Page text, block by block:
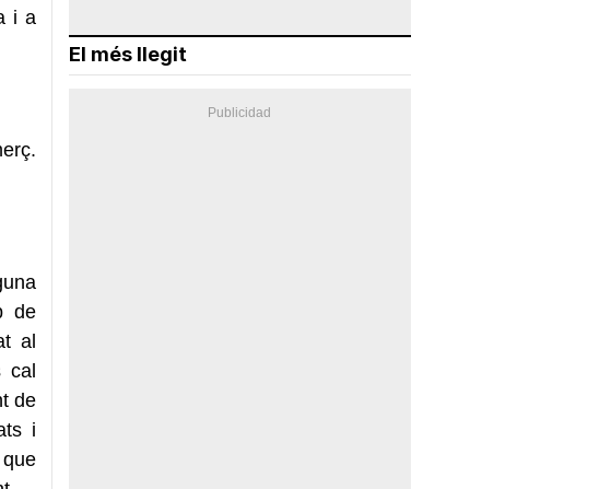
i a
de
al
cal
de
i
El més llegit